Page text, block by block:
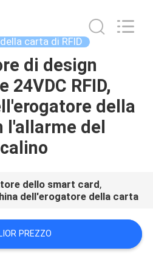
carta di RFID
di design
24VDC RFID,
della
l'allarme del
dello smart card,
dell'erogatore della carta
PREZZO